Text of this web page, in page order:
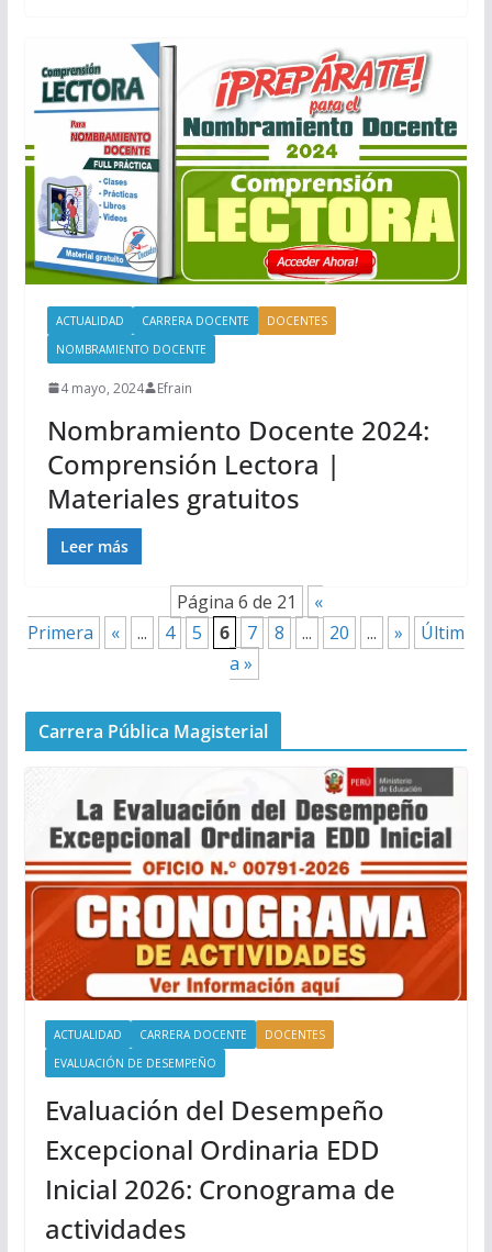
ACTUALIDAD CARRERA DOCENTE
DOCENTES
NOMBRAMIENTO DOCENTE
4 mayo, 2024 Efrain
Nombramiento Docente 2024:
Comprensión Lectora |
Materiales gratuitos
Leer más
Página 6 de 21
«
Primera
« ... 4 5 6 7 8 ... 20 ... »
Últim
a »
Carrera Pública Magisterial
ACTUALIDAD CARRERA DOCENTE
DOCENTES
EVALUACIÓN DE DESEMPEÑO
Evaluación del Desempeño
Excepcional Ordinaria EDD
Inicial 2026: Cronograma de
actividades